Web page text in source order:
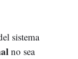
sistema
no sea